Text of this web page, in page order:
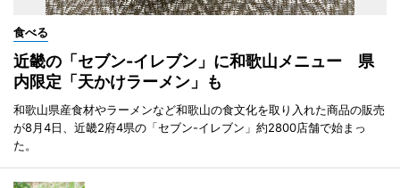
食べる
近畿の「セブン-イレブン」に和歌山メニュー 県
内限定「天かけラーメン」も
和歌山県産食材やラーメンなど和歌山の食文化を取り入れた商品の販売
が8月4日、近畿2府4県の「セブン-イレブン」約2800店舗で始まっ
た。